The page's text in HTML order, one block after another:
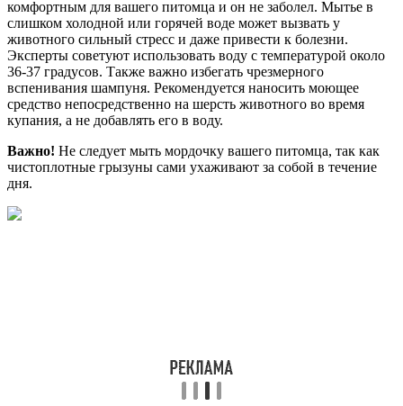
комфортным для вашего питомца и он не заболел. Мытье в
слишком холодной или горячей воде может вызвать у
животного сильный стресс и даже привести к болезни.
Эксперты советуют использовать воду с температурой около
36-37 градусов. Также важно избегать чрезмерного
вспенивания шампуня. Рекомендуется наносить моющее
средство непосредственно на шерсть животного во время
купания, а не добавлять его в воду.
Важно! Не следует мыть мордочку вашего питомца, так как
чистоплотные грызуны сами ухаживают за собой в течение
дня.